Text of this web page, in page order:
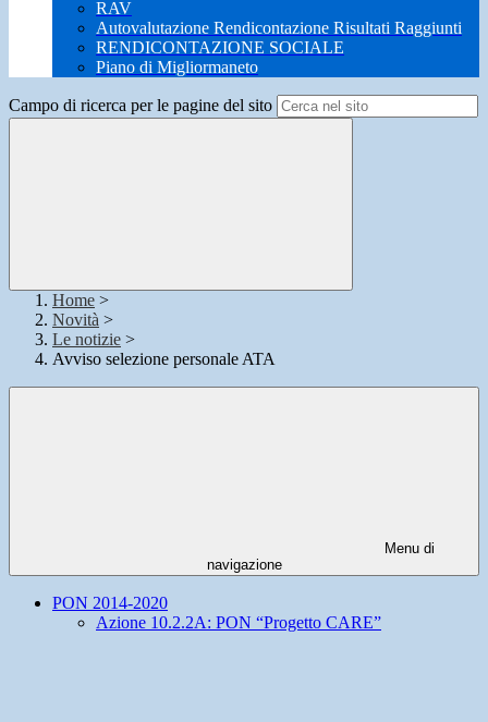
RAV
Autovalutazione Rendicontazione Risultati Raggiunti
RENDICONTAZIONE SOCIALE
Piano di Migliormaneto
Campo di ricerca per le pagine del sito
Home >
Novità >
Le notizie >
Avviso selezione personale ATA
Menu di
navigazione
PON 2014-2020
Azione 10.2.2A: PON “Progetto CARE”